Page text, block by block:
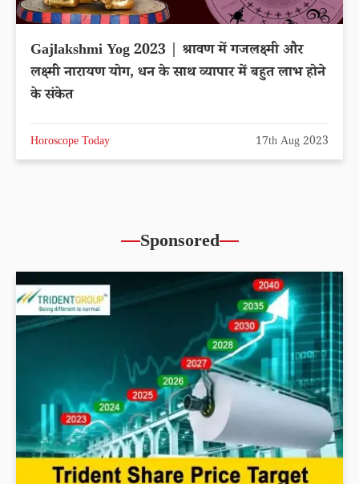
Gajlakshmi Yog 2023 | श्रावण में गजलक्ष्मी और
लक्ष्मी नारायण योग, धन के साथ व्यापार में बहुत लाभ होने
के संकेत
Horoscope Today 17th Aug 2023
Sponsored